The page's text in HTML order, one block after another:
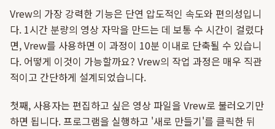
Vrew의 가장 강력한 기능은 단연 압도적인 속도와 편의성입니
다. 1시간 분량의 영상 자막을 만드는 데 보통 수 시간이 걸렸다
면, Vrew를 사용하면 이 과정이 10분 이내로 단축될 수 있습니
다. 어떻게 이것이 가능할까요? Vrew의 작업 과정은 매우 직관
적이고 간단하게 설계되었습니다.
첫째, 사용자는 편집하고 싶은 영상 파일을 Vrew로 불러오기만
하면 됩니다. 프로그램을 실행하고 '새로 만들기'를 클릭한 뒤